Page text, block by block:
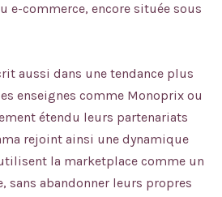
e-commerce, encore située sous
aussi dans une tendance plus
enseignes comme Monoprix ou
étendu leurs partenariats
rejoint ainsi une dynamique
la marketplace comme un
sans abandonner leurs propres